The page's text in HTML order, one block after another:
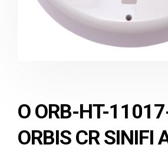
O ORB-HT-
ORBIS CR SINIFI